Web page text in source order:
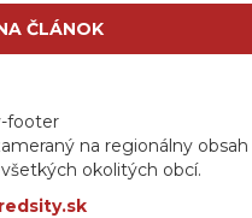
ČLÁNOK
na regionálny obsah
okolitých obcí.